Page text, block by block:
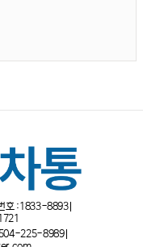
호 :1833-8893
225-8989